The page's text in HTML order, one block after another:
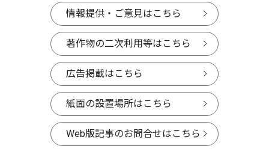
情報提供・ご意見はこちら
著作物の二次利用等はこちら
広告掲載はこちら
紙面の設置場所はこちら
Web版記事のお問合せはこちら